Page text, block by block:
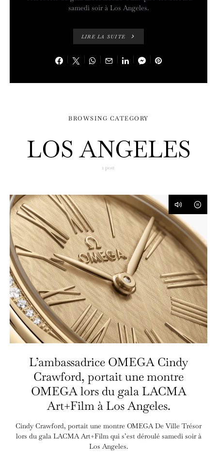
samedi soir à Los Angeles.
LIRE LA SUITE
BROWSING CATEGORY
LOS ANGELES
1 post
L’ambassadrice OMEGA Cindy
Crawford, portait une montre
OMEGA lors du gala LACMA
Art+Film à Los Angeles.
Cindy Crawford, portait une montre OMEGA De Ville Trésor
lors du gala LACMA Art+Film qui s’est déroulé samedi soir à
Los Angeles.